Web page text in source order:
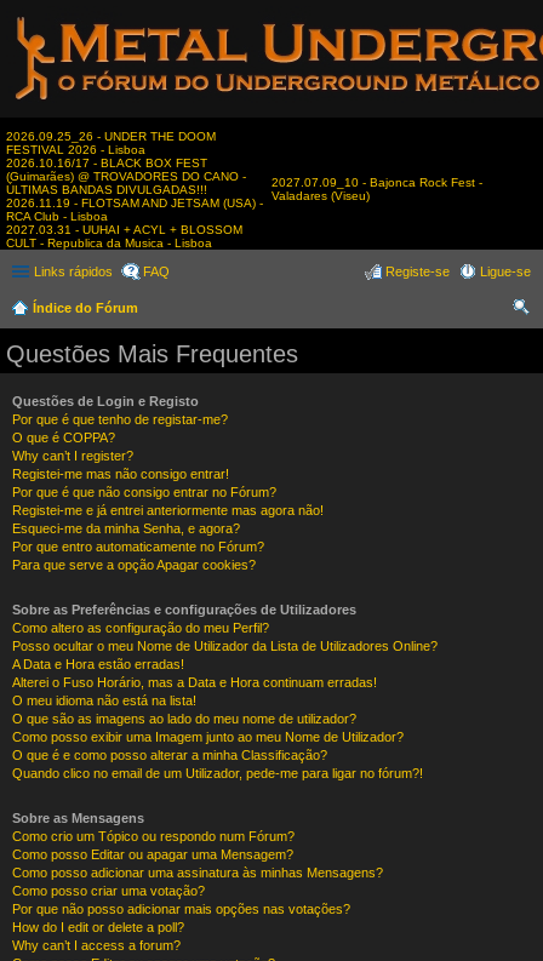
2026.09.25_26 - UNDER THE DOOM
FESTIVAL 2026 - Lisboa
2026.10.16/17 - BLACK BOX FEST
(Guimarães) @ TROVADORES DO CANO -
ÚLTIMAS BANDAS DIVULGADAS!!!
2026.11.19 - FLOTSAM AND JETSAM (USA) -
RCA Club - Lisboa
2027.03.31 - UUHAI + ACYL + BLOSSOM
CULT - Republica da Musica - Lisboa
2027.07.09_10 - Bajonca Rock Fest -
Valadares (Viseu)
Links rápidos FAQ Ligue-se
Registe-se
Índice do Fórum
Questões Mais Frequentes
Questões de Login e Registo
Por que é que tenho de registar-me?
O que é COPPA?
Why can’t I register?
Registei-me mas não consigo entrar!
Por que é que não consigo entrar no Fórum?
Registei-me e já entrei anteriormente mas agora não!
Esqueci-me da minha Senha, e agora?
Por que entro automaticamente no Fórum?
Para que serve a opção Apagar cookies?
Sobre as Preferências e configurações de Utilizadores
Como altero as configuração do meu Perfil?
Posso ocultar o meu Nome de Utilizador da Lista de Utilizadores Online?
A Data e Hora estão erradas!
Alterei o Fuso Horário, mas a Data e Hora continuam erradas!
O meu idioma não está na lista!
O que são as imagens ao lado do meu nome de utilizador?
Como posso exibir uma Imagem junto ao meu Nome de Utilizador?
O que é e como posso alterar a minha Classificação?
Quando clico no email de um Utilizador, pede-me para ligar no fórum?!
Sobre as Mensagens
Como crio um Tópico ou respondo num Fórum?
Como posso Editar ou apagar uma Mensagem?
Como posso adicionar uma assinatura às minhas Mensagens?
Como posso criar uma votação?
Por que não posso adicionar mais opções nas votações?
How do I edit or delete a poll?
Why can’t I access a forum?